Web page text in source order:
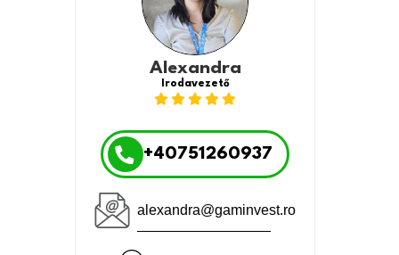
Alexandra
Irodavezető
+40751260937
alexandra@gaminvest.ro